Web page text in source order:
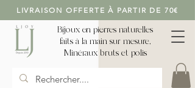
LIVRAISON OFFERTE À PARTIR DE 70€
Bijoux en pierres naturelles
faits à la main sur mesure,
Minéraux bruts et polis